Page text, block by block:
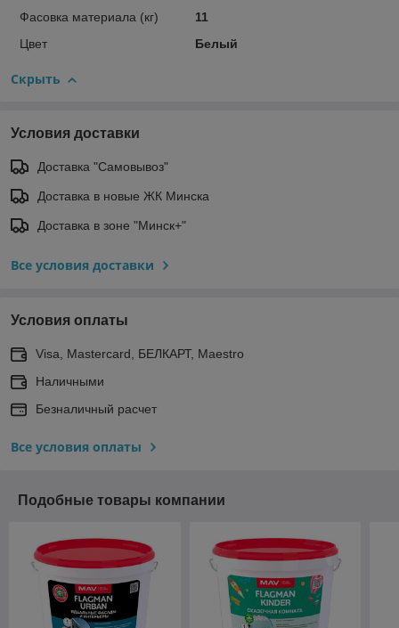
Фасовка материала (кг)
11
Цвет
Белый
Скрыть
Условия доставки
Доставка "Самовывоз"
Доставка в новые ЖК Минска
Доставка в зоне "Минск+"
Все условия доставки
Условия оплаты
Visa, Mastercard, БЕЛКАРТ, Maestro
Наличными
Безналичный расчет
Все условия оплаты
Подобные товары компании